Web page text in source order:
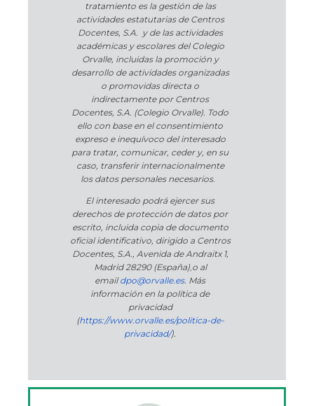
tratamiento es la gestión de las
actividades estatutarias de Centros
Docentes, S.A. y de las actividades
académicas y escolares del Colegio
Orvalle, incluidas la promoción y
desarrollo de actividades organizadas
o promovidas directa o
indirectamente por Centros
Docentes, S.A. (Colegio Orvalle). Todo
ello con base en el consentimiento
expreso e inequívoco del interesado
para tratar, comunicar, ceder y, en su
caso, transferir internacionalmente
los datos personales necesarios.
El interesado podrá ejercer sus
derechos de protección de datos por
escrito, incluida copia de documento
oficial identificativo, dirigido a Centros
Docentes, S.A., Avenida de Andraitx 1,
Madrid 28290 (España),o al
emaildpo@orvalle.es. Más
información en la política de
privacidad
(https://www.orvalle.es/politica-de-
privacidad/).